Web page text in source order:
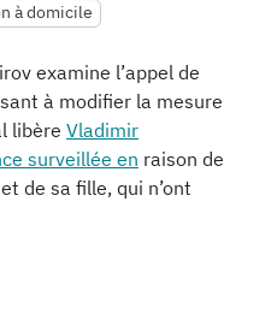
à domicile
examine l’appel de
à modifier la mesure
libère Vladimir
surveillée en raison de
de sa fille, qui n’ont